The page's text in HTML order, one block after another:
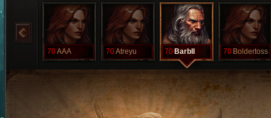
70AAA 70Atreyu 70 BarbII 70 Boldertoss